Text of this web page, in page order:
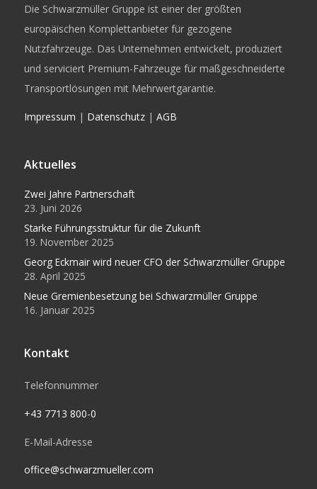
Die Schwarzmüller Gruppe ist einer der größten
europäischen Komplettanbieter für gezogene
Nutzfahrzeuge. Das Unternehmen entwickelt, produziert
und serviciert Premium-Fahrzeuge für maßgeschneiderte
Transportlösungen mit Mehrwertgarantie.
Impressum | Datenschutz| AGB
Aktuelles
Zwei Jahre Partnerschaft
23. Juni 2026
Starke Führungsstruktur für die Zukunft
19. November 2025
Georg Eckmair wird neuer CFO der Schwarzmüller Gruppe
28. April 2025
Neue Gremienbesetzung bei Schwarzmüller Gruppe
16. Januar 2025
Kontakt
Telefonnummer
+43 7713 800-0
E-Mail-Adresse
office@schwarzmueller.com